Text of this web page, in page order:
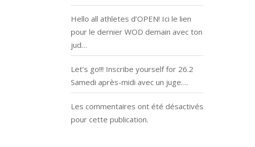
Hello all athletes d’OPEN! Ici le lien
pour le dernier WOD demain avec ton
jud…
Let’s go!!! Inscribe yourself for 26.2
Samedi après-midi avec un juge….
Les commentaires ont été désactivés
pour cette publication.